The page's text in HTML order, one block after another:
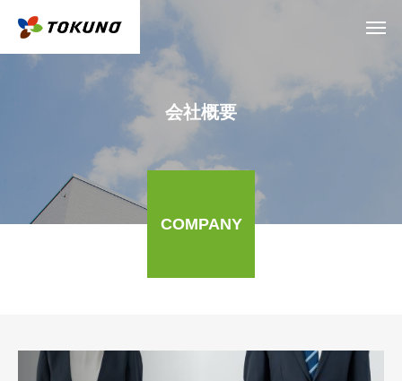
会社概要
COMPANY